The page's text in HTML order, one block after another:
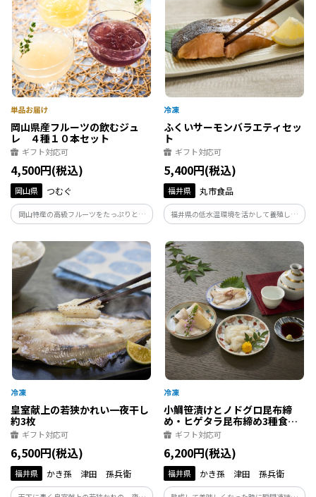
岡山県産フルーツの飲むジュ
レ ４種１０本セット
ギフト対応可
4,500円(税込)
岡山県 つむぐ
岡山特産の高級フルーツをたっぷりと使
用したフルーツジュレです。完熟の果物を
すりおろし、果物本来の味わいが感じら
れるなめらかなジュレに仕上げました。
ふくいサーモンバラエティセッ
ト
ギフト対応可
5,400円(税込)
福井県 丸市食品
福井県の低水温環境を活かして養殖した
程よい脂のりの「ふくいサーモン」を使
用し、素材を活かす味付けで仕上げたバ
ラエティセットです。
皇室献上の若狭かれい一夜干し
約3枚
ギフト対応可
6,500円(税込)
福井県 かき孫 津田 孫兵衛
小鯛笹漬けとノドグロ昆布締
め・ヒゲタラ昆布締め3種食べ
比べギフト対応可
6,200円(税込)
福井県 かき孫 津田 孫兵衛